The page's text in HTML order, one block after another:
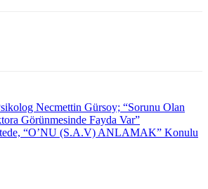
Necmettin Gürsoy; “Sorunu Olan
Görünmesinde Fayda Var”
“O’NU (S.A.V) ANLAMAK” Konulu